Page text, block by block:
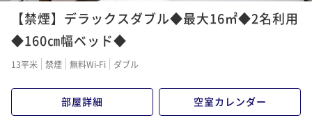
【キャッシュレス決済】翌日はゆっくり･･･13時チェッ
¥12,180~
2名 ¥ 11,692 ~
【キャッシュレス決済】早期割30プラン・早期の予約
がお得～予約30日前まで～【朝食付き】
¥10,640~
2名 ¥ 10,214 ~
【キャッシュレス決済】【カジュアルステイを満喫】
シンプルステイ＜食事なし＞
素泊まり 現地決済可
¥10,860~
2名 ¥ 10,099 ~
【禁煙】デラックスダブル◆最大16㎡◆2名利用
◆160㎝幅ベッド◆
13平米 禁煙 無料Wi-Fi ダブル
部屋詳細 空室カレンダー